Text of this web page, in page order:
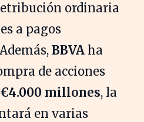
ordinaria
a pagos
BBVA ha
de acciones
€4.000 millones, la
en varias